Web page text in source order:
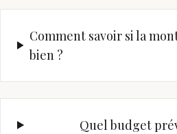
Comment savoir si la
bien ?
Quel budget